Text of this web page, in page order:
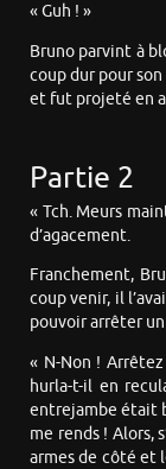
« Guh ! »
Bruno parvint à
coup dur pour
et fut projeté en
Partie 2
« Tch. Meurs
d’agacement.
Franchement,
coup venir, il
pouvoir arrêter
« N-Non !
hurla-t-il en
entrejambe était
me rends ! Alors,
armes de côté et